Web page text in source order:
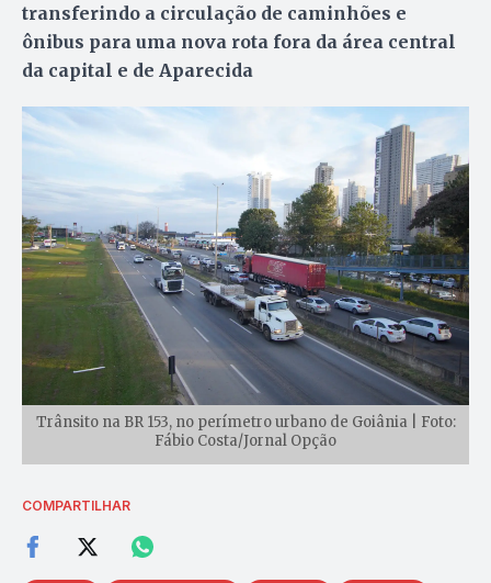
transferindo a circulação de caminhões e
ônibus para uma nova rota fora da área central
da capital e de Aparecida
Trânsito na BR 153, no perímetro urbano de Goiânia | Foto:
Fábio Costa/Jornal Opção
COMPARTILHAR